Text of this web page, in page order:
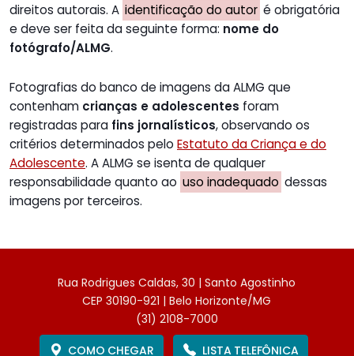
direitos autorais. A identificação do autor é obrigatória
e deve ser feita da seguinte forma: nome do
fotógrafo/ALMG.
Fotografias do banco de imagens da ALMG que
contenham crianças e adolescentes foram
registradas para fins jornalísticos, observando os
critérios determinados pelo Estatuto da Criança e do
Adolescente. A ALMG se isenta de qualquer
responsabilidade quanto ao uso inadequado dessas
imagens por terceiros.
Rua Rodrigues Caldas, 30 | Santo Agostinho
CEP 30190-921 | Belo Horizonte/MG
(31) 2108-7000
COMO CHEGAR
LISTA TELEFÔNICA